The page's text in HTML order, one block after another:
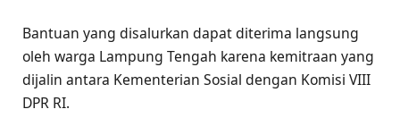
Bantuan yang disalurkan dapat diterima langsung
oleh warga Lampung Tengah karena kemitraan yang
dijalin antara Kementerian Sosial dengan Komisi VIII
DPR RI.